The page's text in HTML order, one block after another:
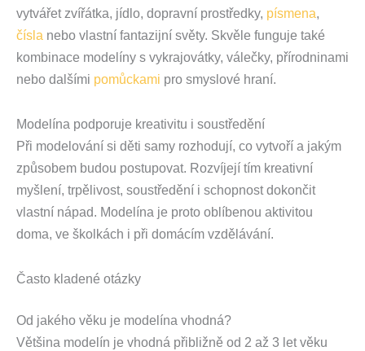
vytvářet zvířátka, jídlo, dopravní prostředky, písmena,
čísla nebo vlastní fantazijní světy. Skvěle funguje také
kombinace modelíny s vykrajovátky, válečky, přírodninami
nebo dalšími pomůckami pro smyslové hraní.
Modelína podporuje kreativitu i soustředění
Při modelování si děti samy rozhodují, co vytvoří a jakým
způsobem budou postupovat. Rozvíjejí tím kreativní
myšlení, trpělivost, soustředění i schopnost dokončit
vlastní nápad. Modelína je proto oblíbenou aktivitou
doma, ve školkách i při domácím vzdělávání.
Často kladené otázky
Od jakého věku je modelína vhodná?
Většina modelín je vhodná přibližně od 2 až 3 let věku